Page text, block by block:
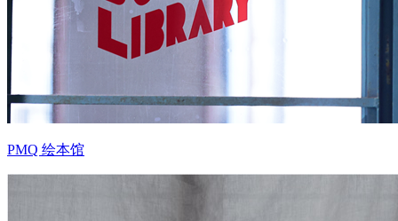
PMQ 绘本馆